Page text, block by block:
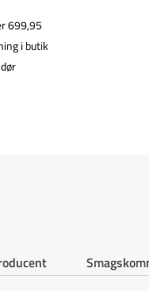
699,95
i butik